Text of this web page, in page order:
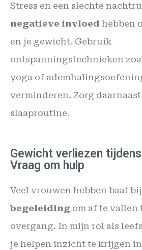
Stress en een slechte
negatieve invloed hebben
en je gewicht. Gebruik
ontspanningstechnieken
yoga of
verminderen. Zorg
slaaproutine.
Gewicht verliezen
Vraag om hulp
Veel vrouwen hebben baat bij
begeleiding om af te vallen
overgang. In mijn rol als
je helpen inzicht te krijgen